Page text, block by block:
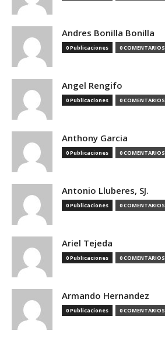
Andres Bonilla Bonilla
0 Publicaciones 0 COMENTARIOS
Angel Rengifo
0 Publicaciones 0 COMENTARIOS
Anthony Garcia
0 Publicaciones 0 COMENTARIOS
Antonio Lluberes, SJ.
0 Publicaciones 0 COMENTARIOS
Ariel Tejeda
0 Publicaciones 0 COMENTARIOS
Armando Hernandez
0 Publicaciones 0 COMENTARIOS